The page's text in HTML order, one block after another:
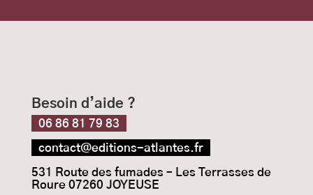
Besoin d’aide ?
06 86 81 79 83
contact@editions-atlantes.fr
531 Route des fumades – Les Terrasses de
Roure 07260 JOYEUSE